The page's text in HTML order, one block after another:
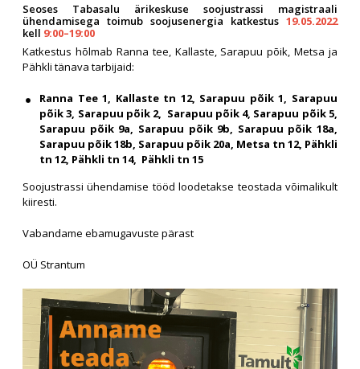
Seoses Tabasalu ärikeskuse soojustrassi magistraali
ühendamisega toimub soojusenergia katkestus 19.05.2022
kell 9:00–19:00
Katkestus hõlmab Ranna tee, Kallaste, Sarapuu põik, Metsa ja
Pähkli tänava tarbijaid:
Ranna Tee 1, Kallaste tn 12, Sarapuu põik 1, Sarapuu
põik 3, Sarapuu põik 2, Sarapuu põik 4, Sarapuu põik 5,
Sarapuu põik 9a, Sarapuu põik 9b, Sarapuu põik 18a,
Sarapuu põik 18b, Sarapuu põik 20a, Metsa tn 12, Pähkli
tn 12, Pähkli tn 14, Pähkli tn 15
Soojustrassi ühendamise tööd loodetakse teostada võimalikult
kiiresti.
Vabandame ebamugavuste pärast
OÜ Strantum